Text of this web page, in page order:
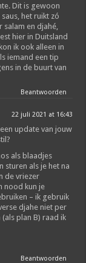
Dit is gewoon
het ruikt zó
en djahé,
hier in Duitsland
ik ook alleen in
iemand een tip
in de buurt van
Beantwoorden
22 juli 2021 at 16:43
update van jouw
als blaadjes
sturen als je het na
de vriezer
nood kun je
– ik gebruik
djahe niet per
plan B) raad ik
Beantwoorden